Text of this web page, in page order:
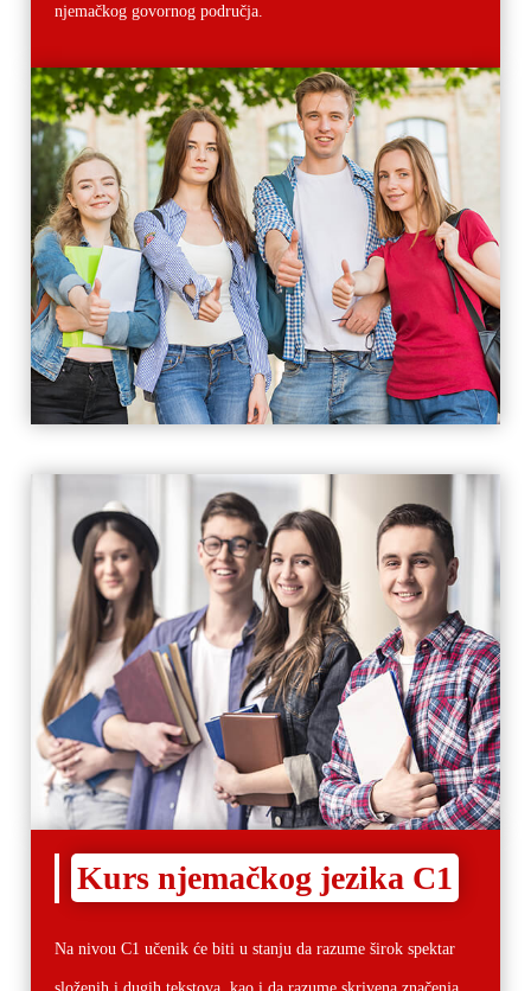
njemačkog govornog područja.
Kurs njemačkog jezika C1
Na nivou C1 učenik će biti u stanju da razume širok spektar